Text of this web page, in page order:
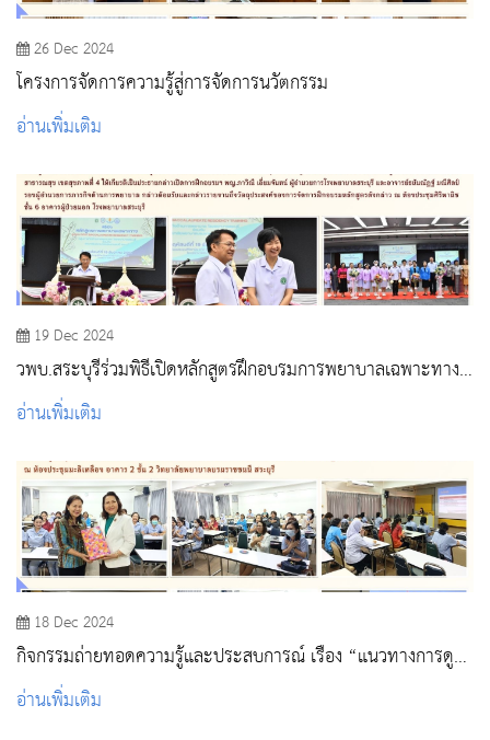
26 Dec 2024
โครงการจัดการความรู้สู่การจัดการนวัตกรรม
อ่านเพิ่มเติม
19 Dec 2024
วพบ.สระบุรีร่วมพิธีเปิดหลักสูตรฝึกอบรมการพยาบาลเฉพาะทาง
รูปแบบ Post Baccalaureate Residency Training ณ โรง
พยาบาลสระบุรี
อ่านเพิ่มเติม
18 Dec 2024
กิจกรรมถ่ายทอดความรู้และประสบการณ์ เรื่อง “แนวทางการดูแล
ช่วยเหลือและป้องกันภาวะซึมเศร้าในนักศึกษาพยาบาล”
อ่านเพิ่มเติม